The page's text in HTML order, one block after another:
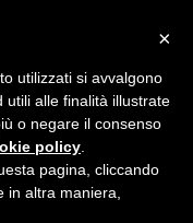
×
utilizzati si avvalgono
utili alle finalità illustrate
o negare il consenso
policy
pagina, cliccando
in altra maniera,